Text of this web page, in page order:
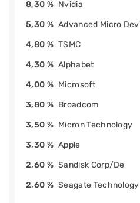
8,30 % Nvidia
5,30 % Advanced Micro
4,80 % TSMC
4,30 % Alphabet
4,00 % Microsoft
3,80 % Broadcom
3,50 % Micron Technology
3,30 % Apple
2,60 % Sandisk Corp/De
2,60 % Seagate